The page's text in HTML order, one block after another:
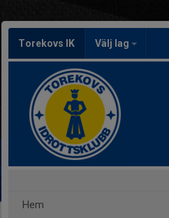
Torekovs IK Välj lag
Hem